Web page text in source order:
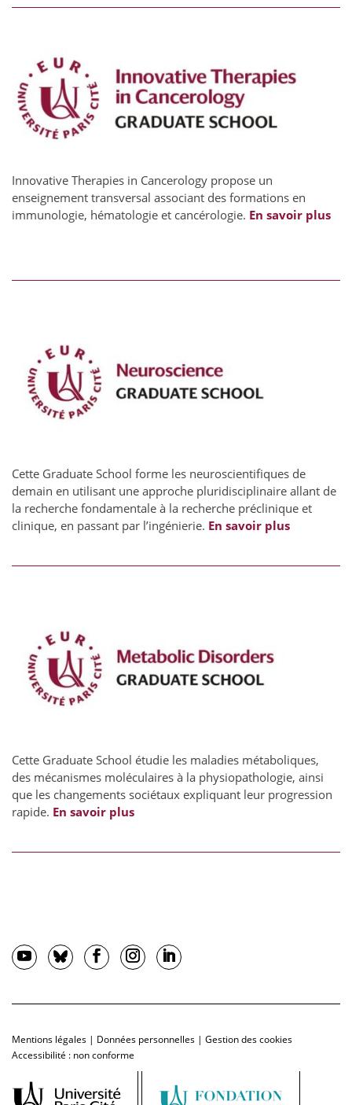
Innovative Therapies in Cancerology propose un
enseignement transversal associant des formations en
immunologie, hématologie et cancérologie. En savoir plus
Cette Graduate School forme les neuroscientifiques de
demain en utilisant une approche pluridisciplinaire allant de
la recherche fondamentale à la recherche préclinique et
clinique, en passant par l’ingénierie. En savoir plus
Cette Graduate School étudie les maladies métaboliques,
des mécanismes moléculaires à la physiopathologie, ainsi
que les changements sociétaux expliquant leur progression
rapide. En savoir plus
Mentions légales | Données personnelles | Gestion des cookies
Accessibilité : non conforme